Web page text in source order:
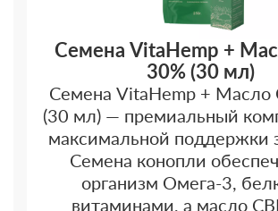
Семена VitaHemp +
30% (30 мл)
Семена VitaHemp + Масло
(30 мл) — премиальный
максимальной поддержки
Семена конопли
организм Омега-3,
витаминами, а масло